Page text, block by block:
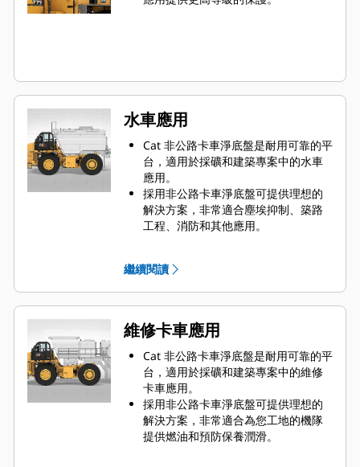
水車應用
Cat 非公路卡車淨底盤是耐用可靠的平
台，適用於採礦和建築專案中的水車
應用。
採用非公路卡車淨底盤可提供理想的
解決方案，非常適合塵埃抑制、築路
工程、消防和其他應用。
機器與水車應用互相搭配，為您的業
務提供最佳解決方案。
繼續閱讀
維修卡車應用
Cat 非公路卡車淨底盤是耐用可靠的平
台，適用於採礦和建築專案中的維修
卡車應用。
採用非公路卡車淨底盤可提供理想的
解決方案，非常適合為您工地的機隊
提供燃油和預防保養潤滑。